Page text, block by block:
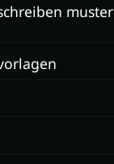
muster